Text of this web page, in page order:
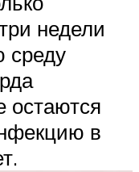
недели
среду
остаются
в